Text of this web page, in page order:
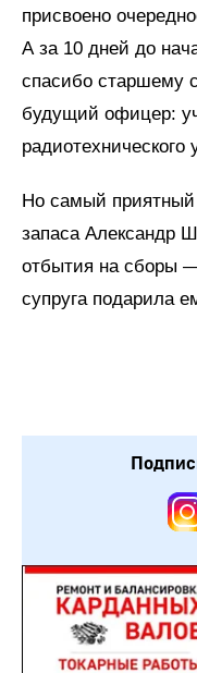
присвоено
А за 10 дней до
спасибо старшему
будущий офицер:
радиотехнического
Но самый приятный
запаса Александр
отбытия на сборы
супруга подарила